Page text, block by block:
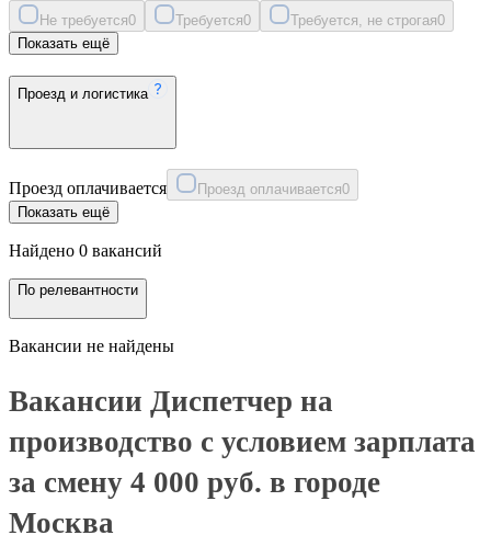
Не требуется0 Требуется0 Требуется, не строгая0
Показать ещё
Проезд и логистика
Проезд оплачивается Проезд оплачивается0
Показать ещё
Найдено 0 вакансий
По релевантности
Вакансии не найдены
Вакансии Диспетчер на
производство с условием зарплата
за смену 4 000 руб. в городе
Москва